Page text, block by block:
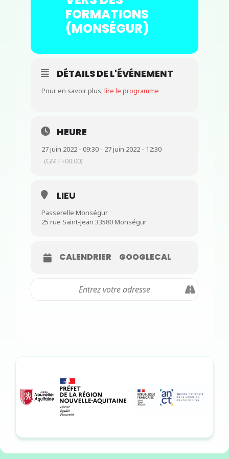
FORMATIONS
(MONSÉGUR)
DÉTAILS DE L'ÉVÉNEMENT
Pour en savoir plus,lire le programme
HEURE
27 juin 2022 - 09:30 - 27 juin 2022 - 12:30
(GMT+00:00)
LIEU
Passerelle Monségur
25 rue Saint-Jean 33580 Monségur
CALENDRIER GOOGLECAL